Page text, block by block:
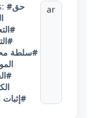
#حق
#سلطة
#إثبات
ar